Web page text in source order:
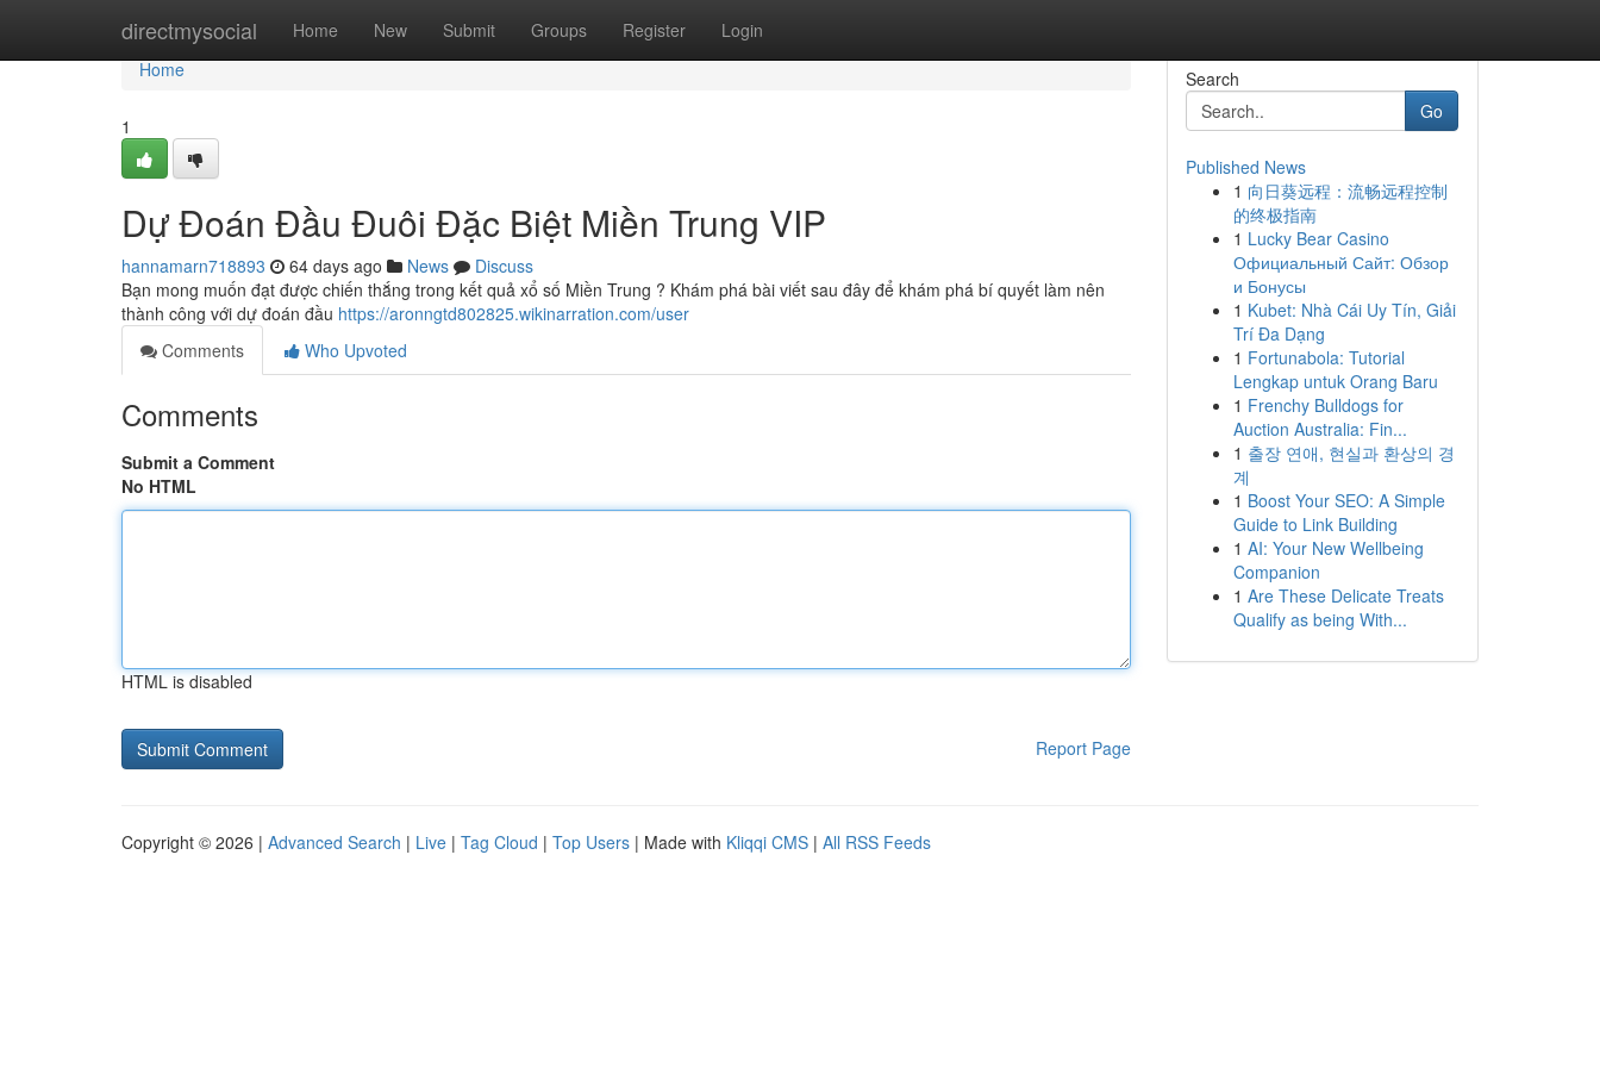
directmysocial Home New Submit Groups Register Login
Home
Home
1
Dự Đoán Đầu Đuôi Đặc Biệt Miền Trung VIP
hannamarn718893 64 days ago News
Discuss
Bạn mong muốn đạt được chiến thắng trong kết quả xổ số Miền Trung ? Khám phá bài viết sau đây để khám phá bí quyết làm nên
thành công với dự đoán đầu https://aronngtd802825.wikinarration.com/user
Comments
Who Upvoted
Comments
Submit a Comment
No HTML
HTML is disabled
Report Page
Search
Go
Published News
1 向日葵远程：流畅远程控制
的终极指南
1 Lucky Bear Casino
Официальный Сайт: Обзор
и Бонусы
1 Kubet: Nhà Cái Uy Tín, Giải
Trí Đa Dạng
1 Fortunabola: Tutorial
Lengkap untuk Orang Baru
1 Frenchy Bulldogs for
Auction Australia: Fin...
1 출장 연애, 현실과 환상의 경
계
1 Boost Your SEO: A Simple
Guide to Link Building
1 AI: Your New Wellbeing
Companion
1 Are These Delicate Treats
Qualify as being With...
Copyright © 2026 | Advanced Search | Live | Tag Cloud | Top Users | Made with Kliqqi CMS | All RSS Feeds